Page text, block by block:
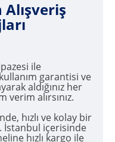
ile
garantisi ve
aldığınız her
alırsınız.
hızlı ve kolay bir
İstanbul içerisinde
hızlı kargo ile